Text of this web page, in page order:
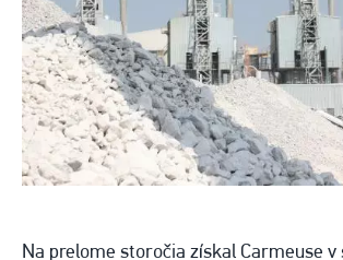
Na prelome storočia získal Carmeuse v